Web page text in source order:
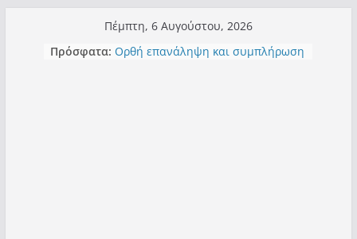
περιεχόμενο
Πέμπτη, 6 Αυγούστου, 2026
Πρόσφατα: Ορθή επανάληψη και συμπλήρωση